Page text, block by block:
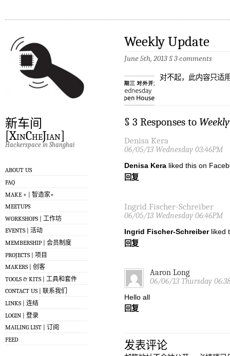
新车间
[XinCheJian]
Hackerspace in Shanghai
ABOUT US
FAQ
MAKE + | 智造家+
MEETUPS
WORKSHOPS | 工作坊
EVENTS | 活动
MEMBERSHIP | 会员制度
PROJECTS | 项目
MAKERS | 创客
TOOLS & KITS | 工具和套件
CONTACT US | 联系我们
LINKS | 连结
LOGIN | 登录
MAILING LIST | 订阅
FEED
Weekly Update
June 5th, 2013§3 comments
对不起，此内容只适
§ 3 Responses to
Denisa Kera
06/05/13 Wednesday 03:46PM
Denisa Kera liked this on
回复
Ingrid Fischer-Schreiber
06/05/13 Wednesday 06:46PM
Ingrid Fischer-Schreiberliked
回复
Aaron Long
06/06/13 Thursday
Hello all
回复
发表评论